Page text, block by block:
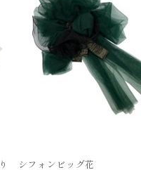
シフォンビッグ花